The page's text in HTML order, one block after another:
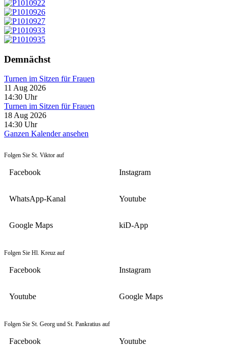
Demnächst
Turnen im Sitzen für Frauen
11 Aug 2026
14:30 Uhr
Turnen im Sitzen für Frauen
18 Aug 2026
14:30 Uhr
Ganzen Kalender ansehen
Folgen Sie St. Viktor auf
Facebook Instagram
WhatsApp-Kanal Youtube
Google Maps kiD-App
Folgen Sie Hl. Kreuz auf
Facebook Instagram
Youtube Google Maps
Folgen Sie St. Georg und St. Pankratius auf
Facebook Youtube